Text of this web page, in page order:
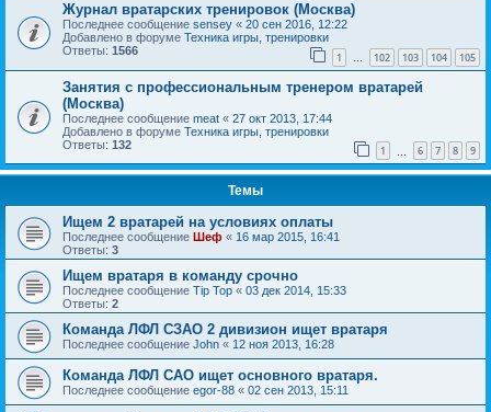
Журнал вратарских тренировок (Москва)
Последнее сообщение sensey « 20 сен 2016, 12:22
Добавлено в форуме Техника игры, тренировки
Ответы: 1566 1 … 102 103 104 105
Занятия с профессиональным тренером вратарей
(Москва)
Последнее сообщение meat « 27 окт 2013, 17:44
Добавлено в форуме Техника игры, тренировки
Ответы: 132 1 6 7 8 9
Темы
Ищем 2 вратарей на условиях оплаты
Последнее сообщение Шеф « 16 мар 2015, 16:41
Ответы: 3
Ищем вратаря в команду срочно
Последнее сообщение Tip Top « 03 дек 2014, 15:33
Ответы: 2
Команда ЛФЛ СЗАО 2 дивизион ищет вратаря
Последнее сообщение John « 12 ноя 2013, 16:28
Команда ЛФЛ САО ищет основного вратаря.
Последнее сообщение egor-88 « 02 сен 2013, 15:11